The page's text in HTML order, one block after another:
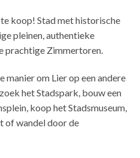
koop! Stad met historische
pleinen, authentieke
prachtige Zimmertoren.
manier om Lier op een andere
het Stadspark, bouw een
koop het Stadsmuseum,
of wandel door de